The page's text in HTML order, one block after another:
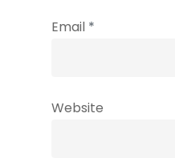
Email *
Website